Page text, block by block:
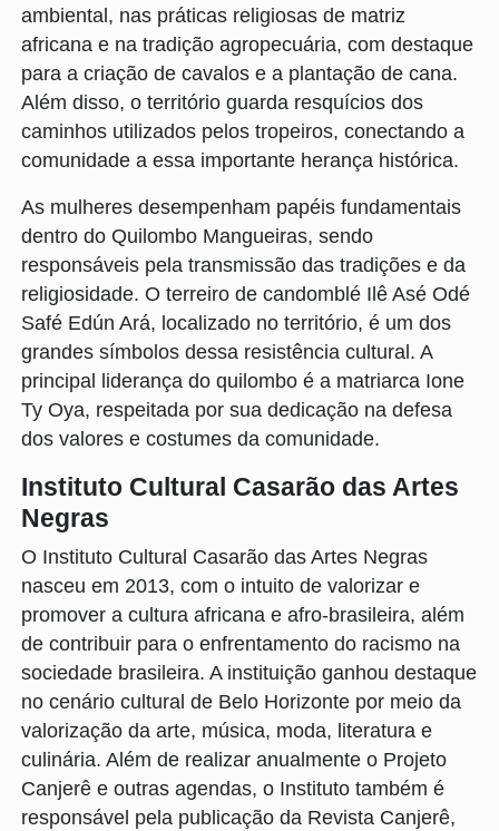
ambiental, nas práticas religiosas de matriz
africana e na tradição agropecuária, com destaque
para a criação de cavalos e a plantação de cana.
Além disso, o território guarda resquícios dos
caminhos utilizados pelos tropeiros, conectando a
comunidade a essa importante herança histórica.
As mulheres desempenham papéis fundamentais
dentro do Quilombo Mangueiras, sendo
responsáveis pela transmissão das tradições e da
religiosidade. O terreiro de candomblé Ilê Asé Odé
Safé Edún Ará, localizado no território, é um dos
grandes símbolos dessa resistência cultural. A
principal liderança do quilombo é a matriarca Ione
Ty Oya, respeitada por sua dedicação na defesa
dos valores e costumes da comunidade.
Instituto Cultural Casarão das Artes
Negras
O Instituto Cultural Casarão das Artes Negras
nasceu em 2013, com o intuito de valorizar e
promover a cultura africana e afro-brasileira, além
de contribuir para o enfrentamento do racismo na
sociedade brasileira. A instituição ganhou destaque
no cenário cultural de Belo Horizonte por meio da
valorização da arte, música, moda, literatura e
culinária. Além de realizar anualmente o Projeto
Canjerê e outras agendas, o Instituto também é
responsável pela publicação da Revista Canjerê,